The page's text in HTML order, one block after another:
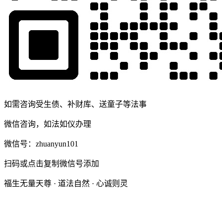
如需咨询受生债、补财库、送童子等法事
微信咨询，如法如仪办理
微信号： zhuanyun101
扫码或点击复制微信号添加
福生无量天尊 · 道法自然 · 心诚则灵